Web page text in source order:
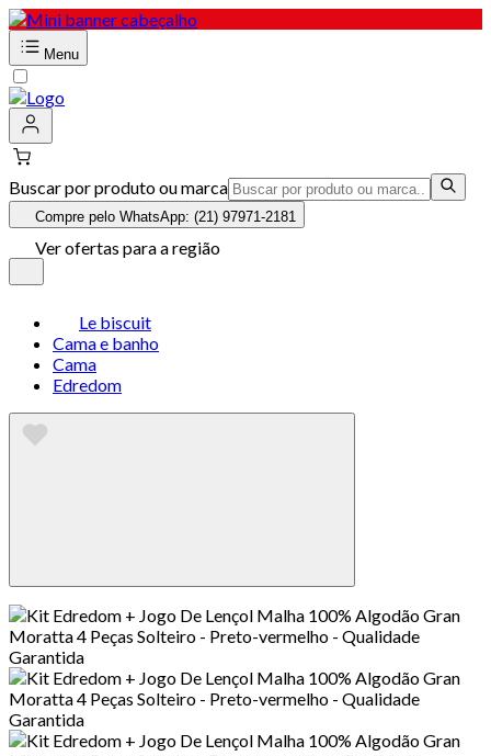
Menu
Buscar por produto ou marca
Compre pelo WhatsApp: (21) 97971-2181
Ver ofertas para a região
Le biscuit
Cama e banho
Cama
Edredom